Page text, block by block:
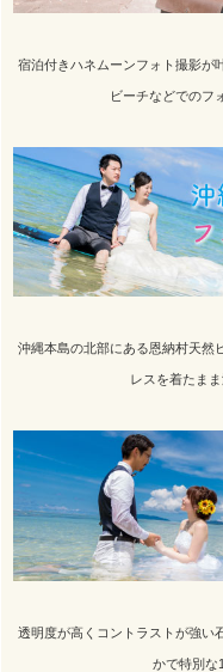
宿泊付きハネムーンフォト撮影が
ビーチなどでのフ
沖縄本島の北部にある恩納村天然
レスを着たま
透明度が高くコントラストが強い
かで特別な